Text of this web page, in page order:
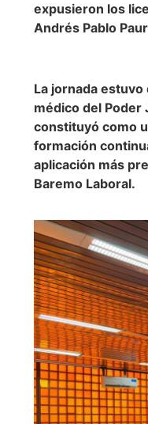
expusieron los
Andrés Pablo
La jornada
médico del Poder
constituyó como
formación
aplicación más
Baremo Laboral.